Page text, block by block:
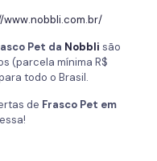
Pet da Nobbli são
(parcela mínima R$
todo o Brasil.
de Frasco Pet em